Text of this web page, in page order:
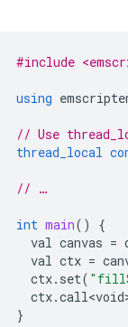
#include
using
// Use
thread_local
// …
int main()
{
val canvas =
val ctx =
ctx. set(
ctx.
}